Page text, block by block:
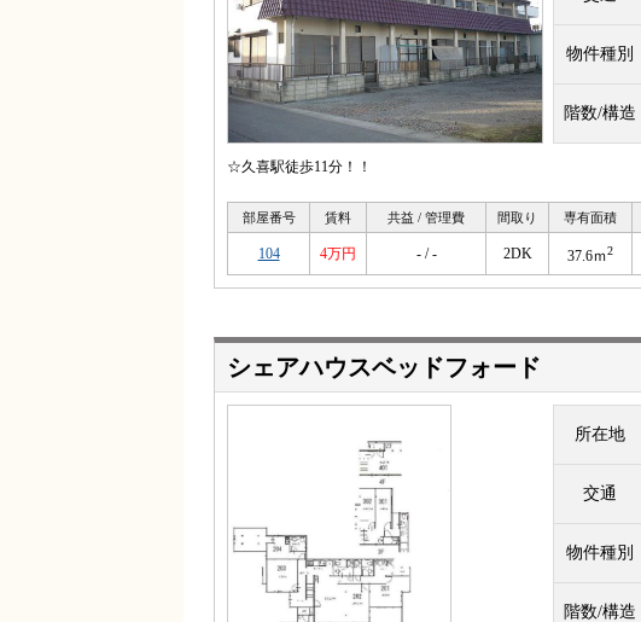
物件種別
階数/構造
☆久喜駅徒歩11分！！
部屋番号 賃料 共益 / 管理費 間取り 専有面積
104 4万円 - / - 2DK 37.6ｍ2
シェアハウスベッドフォード
所在地
交通
物件種別
階数/構造